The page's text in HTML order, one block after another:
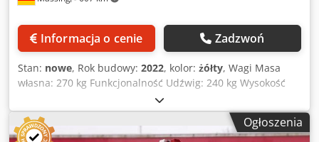
podpory z przodu, podpory pionowe z tyłu Lampka
kierunkowskazu na kabinie kierowcy Urządzenie jest
badanie bezpieczeństwa zostaną zaktualizowane.
Wszystkie dokumenty są dostępne. Zapewnione są serwis i
dostawa części zamiennych. Dlaczego nie podajemy cen?
Nasze ceny częściowo zależą od oczekiwań klienta
dotyczących stopnia odnowienia wizualnego i technicznego
Informacja o cenie Zadzwoń
Stan: nowe, Rok budowy: 2022, kolor: żółty, Wagi Masa
własna: 270 kg Funkcjonalność Udźwig: 240 kg Wysokość
robocza: 380 cm Wymiary platformy roboczej: 120 x 70 x
172 cm Oznakowanie CE: tak Stan Ogólny stan: bardzo
dobry Stan techniczny: bardzo dobry Stan wizualny:Ogłoszenia